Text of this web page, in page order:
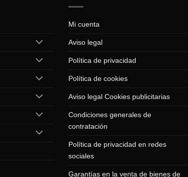
Mi cuenta
Aviso legal
Política de privacidad
Política de cookies
Aviso legal Cookies publicitarias
Condiciones generales de
contratación
Política de privacidad en redes
sociales
Garantías en la venta de bienes de